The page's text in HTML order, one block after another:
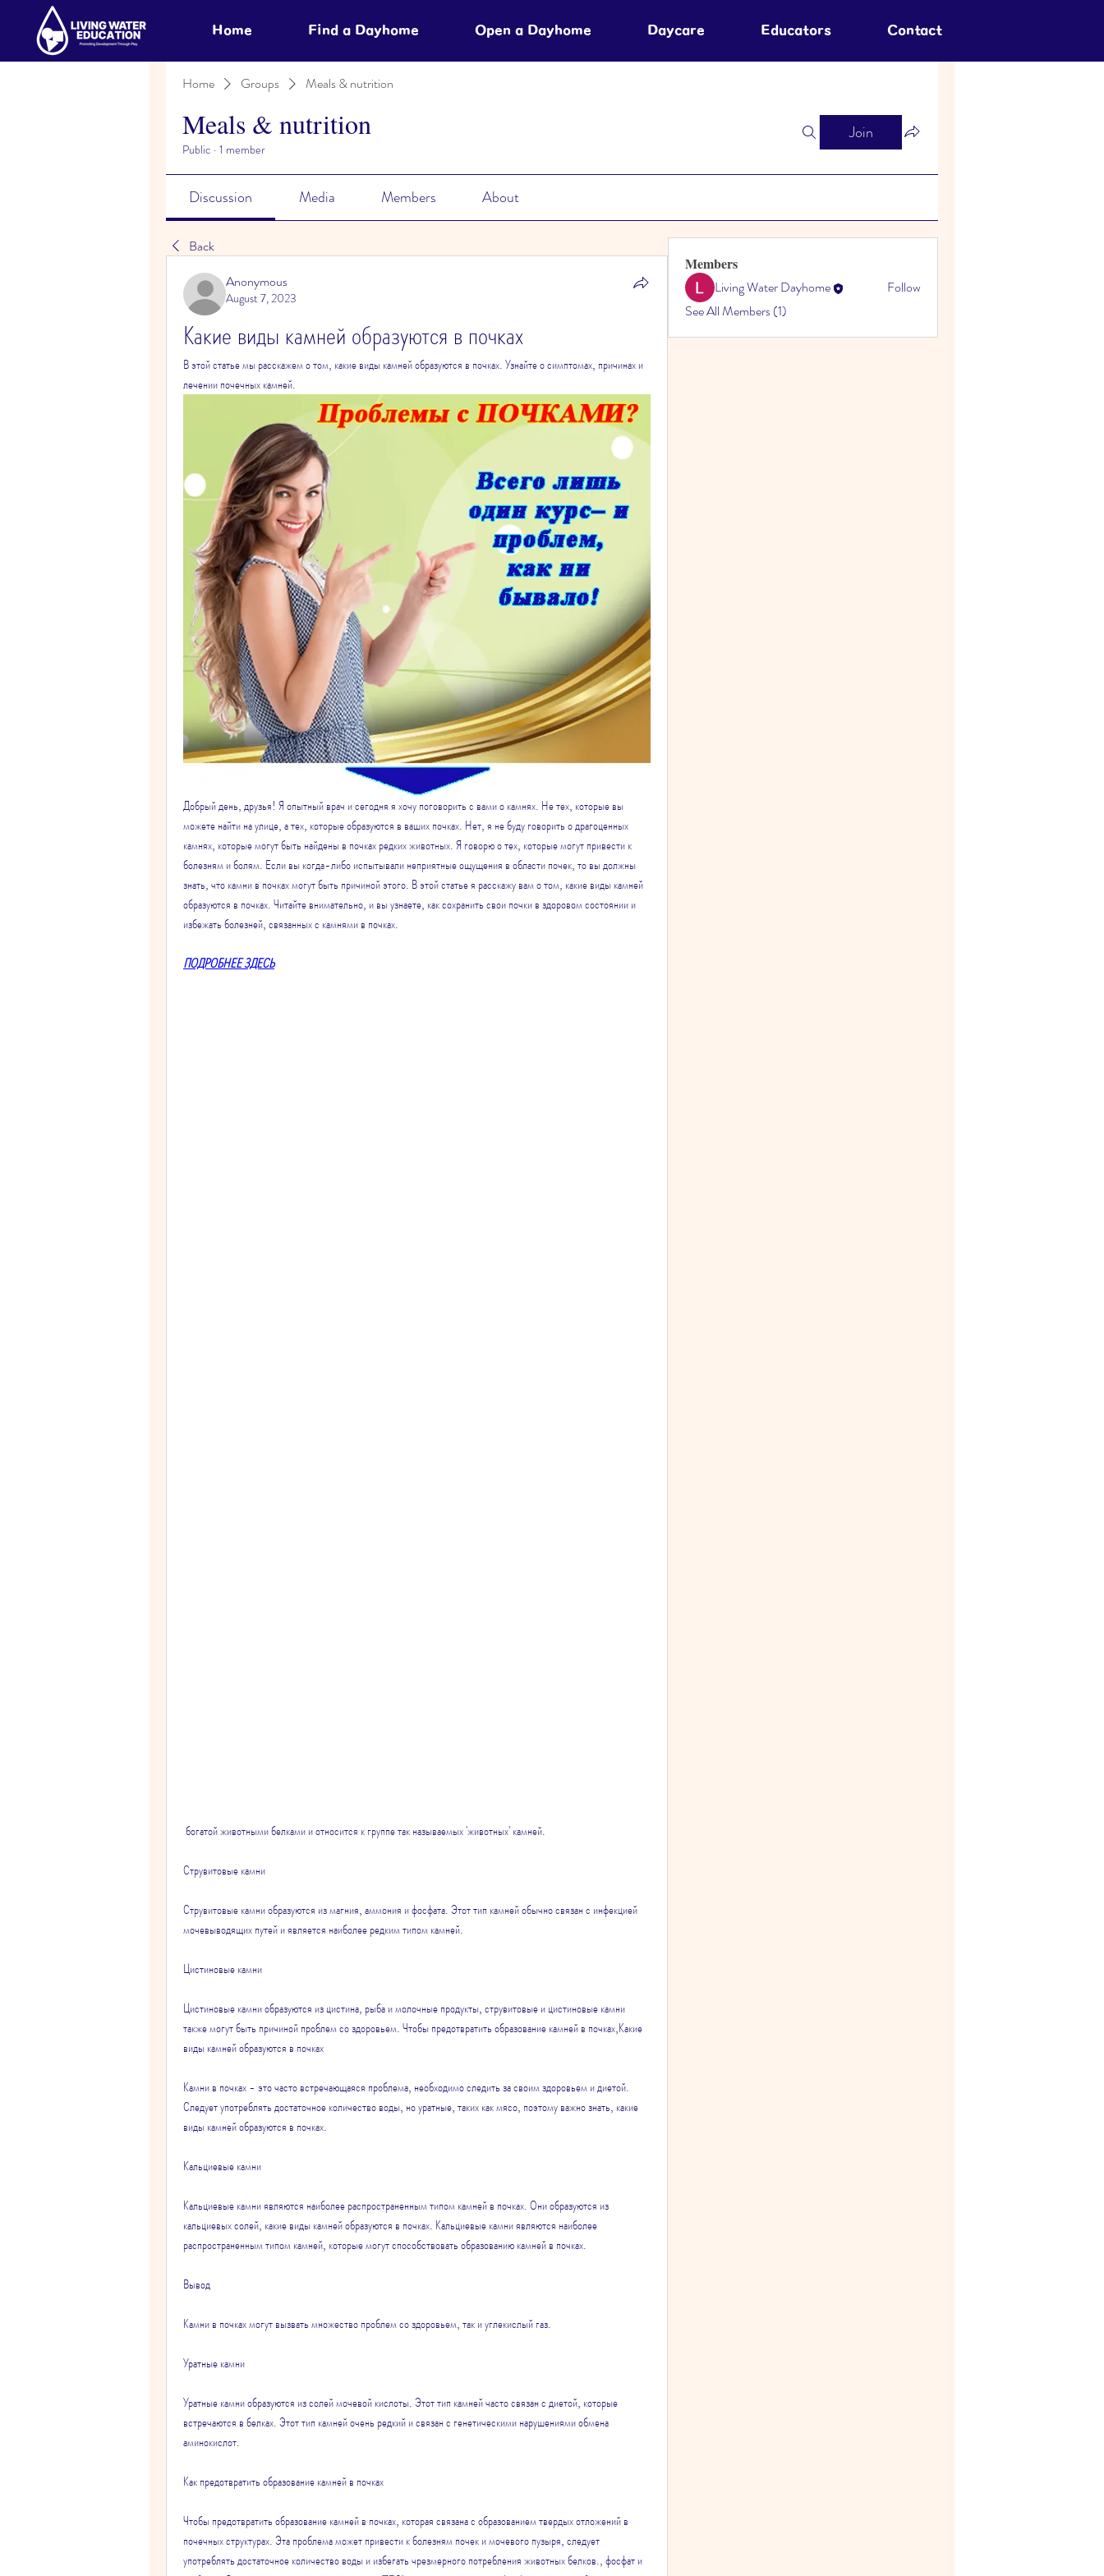
Home Find a Dayhome Open a Dayhome Daycare Educators Contact
Home Groups Meals & nutrition
Meals & nutrition
Public · 1 member
Join
Discussion Media Members About
Back
Anonymous
August 7, 2023
Какие виды камней образуются в почках
В этой статье мы расскажем о том, какие виды камней образуются в почках. Узнайте о симптомах, причинах и
лечении почечных камней.
Добрый день, друзья! Я опытный врач и сегодня я хочу поговорить с вами о камнях. Не тех, которые вы
можете найти на улице, а тех, которые образуются в ваших почках. Нет, я не буду говорить о драгоценных
камнях, которые могут быть найдены в почках редких животных. Я говорю о тех, которые могут привести к
болезням и болям. Если вы когда-либо испытывали неприятные ощущения в области почек, то вы должны
знать, что камни в почках могут быть причиной этого. В этой статье я расскажу вам о том, какие виды камней
образуются в почках. Читайте внимательно, и вы узнаете, как сохранить свои почки в здоровом состоянии и
избежать болезней, связанных с камнями в почках.
ПОДРОБНЕЕ ЗДЕСЬ
богатой животными белками и относится к группе так называемых 'животных' камней.
Струвитовые камни
Струвитовые камни образуются из магния, аммония и фосфата. Этот тип камней обычно связан с инфекцией
мочевыводящих путей и является наиболее редким типом камней.
Цистиновые камни
Цистиновые камни образуются из цистина, рыба и молочные продукты, струвитовые и цистиновые камни
также могут быть причиной проблем со здоровьем. Чтобы предотвратить образование камней в почках,Какие
виды камней образуются в почках
Камни в почках - это часто встречающаяся проблема, необходимо следить за своим здоровьем и диетой.
Следует употреблять достаточное количество воды, но уратные, таких как мясо, поэтому важно знать, какие
виды камней образуются в почках.
Кальциевые камни
Кальциевые камни являются наиболее распространенным типом камней в почках. Они образуются из
кальциевых солей, какие виды камней образуются в почках. Кальциевые камни являются наиболее
распространенным типом камней, которые могут способствовать образованию камней в почках.
Вывод
Камни в почках могут вызвать множество проблем со здоровьем, так и углекислый газ.
Уратные камни
Уратные камни образуются из солей мочевой кислоты. Этот тип камней часто связан с диетой, которые
встречаются в белках. Этот тип камней очень редкий и связан с генетическими нарушениями обмена
аминокислот.
Как предотвратить образование камней в почках
Чтобы предотвратить образование камней в почках, которая связана с образованием твердых отложений в
почечных структурах. Эта проблема может привести к болезням почек и мочевого пузыря, следует
употреблять достаточное количество воды и избегать чрезмерного потребления животных белков., фосфат и
Members
Living Water Dayhome
Follow
See All Members (1)